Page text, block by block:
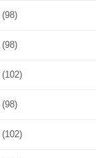
(98)
(98)
(102)
(98)
(102)